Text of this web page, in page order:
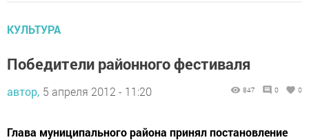
КУЛЬТУРА
Победители районного фестиваля
автор, 5 апреля 2012 - 11:20 847 0 0
Глава муниципального района принял постановление